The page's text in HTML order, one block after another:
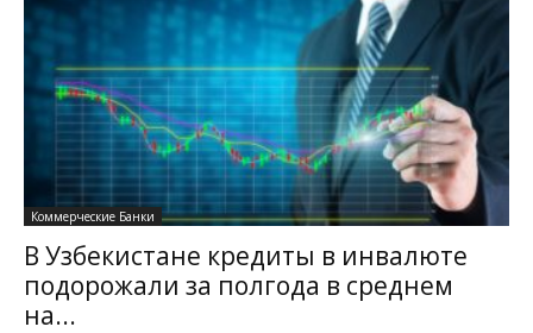
Коммерческие Банки
В Узбекистане кредиты в инвалюте
подорожали за полгода в среднем
на...